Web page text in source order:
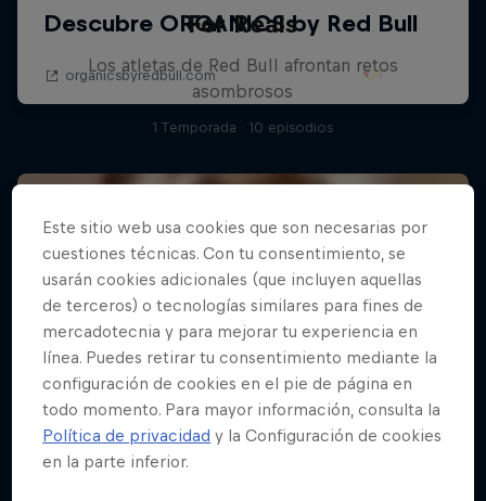
For Reals
Los atletas de Red Bull afrontan retos
asombrosos
1 Temporada · 10 episodios
Este sitio web usa cookies que son necesarias por
cuestiones técnicas. Con tu consentimiento, se
usarán cookies adicionales (que incluyen aquellas
de terceros) o tecnologías similares para fines de
mercadotecnia y para mejorar tu experiencia en
línea. Puedes retirar tu consentimiento mediante la
configuración de cookies en el pie de página en
todo momento. Para mayor información, consulta la
Política de privacidad y la Configuración de cookies
en la parte inferior.